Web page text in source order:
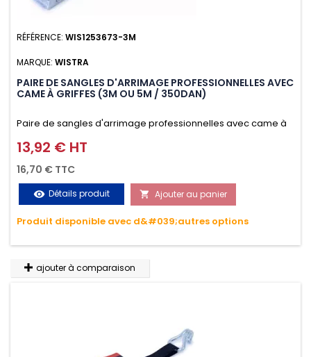
RÉFÉRENCE: WIS1253673-3M
MARQUE: WISTRA
PAIRE DE SANGLES D'ARRIMAGE PROFESSIONNELLES AVEC
CAME À GRIFFES (3M OU 5M / 350DAN)
Paire de sangles d'arrimage professionnelles avec came à
griffes (3M ou 5M / 350daN), simple et rapide d'utilisation.
Permet d'arrimer et de sécuriser vos chargements pendant
le transport. Matière polyester très résistante aux UV et aux
variations de températures, n'absorbe pas l'eau.
Prix
13,92 € HT
16,70 € TTC
visibility Détails produit  Ajouter au panier
Produit disponible avec d&#039;autres options
ajouter à comparaison